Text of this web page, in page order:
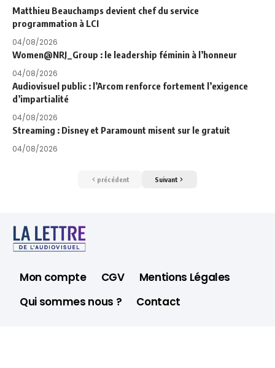
Matthieu Beauchamps devient chef du service
programmation à LCI
04/08/2026
Women@NRJ_Group : le leadership féminin à l’honneur
04/08/2026
Audiovisuel public : l’Arcom renforce fortement l’exigence
d’impartialité
04/08/2026
Streaming : Disney et Paramount misent sur le gratuit
04/08/2026
précédent Suivant
Mon compte CGV
Mentions Légales
Qui sommes nous ?
Contact